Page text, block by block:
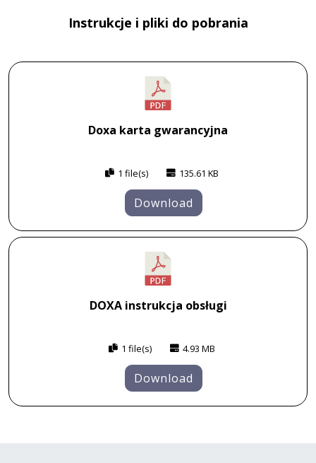
Instrukcje i pliki do pobrania
Doxa karta gwarancyjna
1 file(s) 135.61 KB
Download
DOXA instrukcja obsługi
1 file(s) 4.93 MB
Download